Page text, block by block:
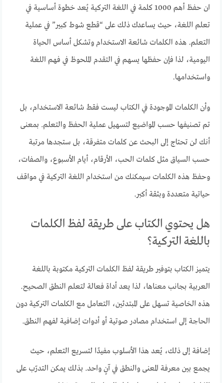
ان حفظ أهم 1000 كلمة في اللغة التركية يُعد خطوة أساسية في
تعلم اللغة، حيث يساعدك ذلك على “قطع شوط كبير” في عملية
التعلم. هذه الكلمات شائعة الاستخدام وتشكل أساس الحياة
اليومية، لذا فإن حفظها يسهم في التقدم الملحوظ في فهم اللغة
واستخدامها.
وأن الكلمات الموجودة في الكتاب ليست فقط شائعة الاستخدام، بل
تم تصنيفها حسب المواضيع لتسهيل عملية الحفظ والتعلم. بمعنى
أنك لن تحتاج إلى البحث عن كلمات متفرقة، بل ستجدها مرتبة
حسب السياق مثل كلمات الحب، الأرقام، أيام الأسبوع، والصفات،
وحفظ هذه الكلمات سيمكنك من استخدام اللغة التركية في مواقف
حياتية متعددة وبثقة أكبر.
هل يحتوي الكتاب على طريقة لفظ الكلمات
باللغة التركية؟
يتميز الكتاب بتوفير طريقة لفظ الكلمات التركية مكتوبة باللغة
العربية بجانب معناها، لذا يعد أداة فعالة لتعلم النطق الصحيح.
هذه الخاصية تسهل على المبتدئين، التعامل مع الكلمات التركية دون
الحاجة إلى استخدام مصادر صوتية أو أدوات إضافية لفهم النطق.
إضافة إلى ذلك، يُعد هذا الأسلوب مفيدًا لتسريع التعلم، حيث
يجمع بين معرفة المعنى والنطق في آنٍ واحد. بذلك يمكن التدرّب على